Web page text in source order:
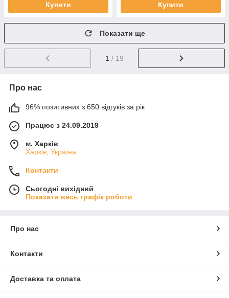
Купити Купити
Показати ще
1 / 19
Про нас
96% позитивних з 650 відгуків за рік
Працює з 24.09.2019
м. Харків
Харків, Україна
Контакти
Сьогодні вихідний
Показати весь графік роботи
Про нас
Контакти
Доставка та оплата